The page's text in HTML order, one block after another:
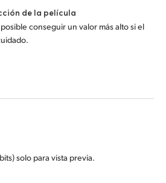
de la película
posible conseguir un valor más alto si el
solo para vista previa.